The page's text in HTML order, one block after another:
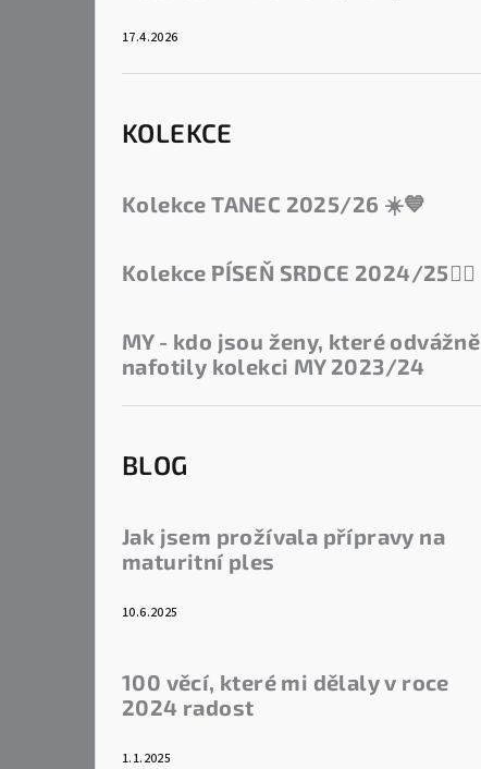
17.4.2026
KOLEKCE
Kolekce TANEC 2025/26 ☀️💙
Kolekce PÍSEŇ SRDCE 2024/25❤️‍🔥
MY - kdo jsou ženy, které odvážně
nafotily kolekci MY 2023/24
BLOG
Jak jsem prožívala přípravy na
maturitní ples
10.6.2025
100 věcí, které mi dělaly v roce
2024 radost
1.1.2025